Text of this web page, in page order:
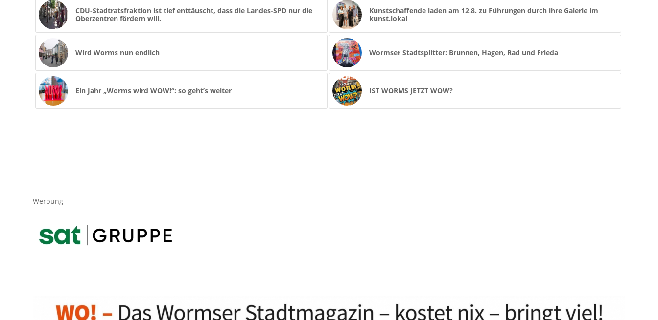
CDU-Stadtratsfraktion ist tief enttäuscht, dass die Landes-SPD nur die
Oberzentren fördern will.
Kunstschaffende laden am 12.8. zu Führungen durch ihre Galerie im
kunst.lokal
Wird Worms nun endlich Wormser Stadtsplitter: Brunnen, Hagen, Rad und Frieda
Ein Jahr „Worms wird WOW!“: so geht’s weiter IST WORMS JETZT WOW?
Werbung